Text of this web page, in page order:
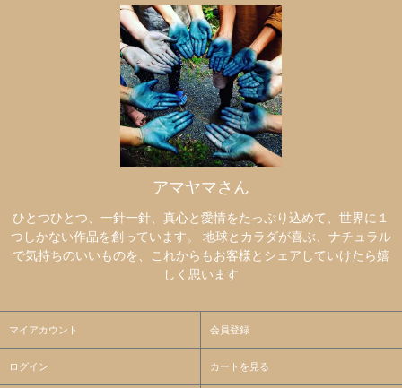
アマヤマさん
ひとつひとつ、一針一針、真心と愛情をたっぷり込めて、世界に１
つしかない作品を創っています。 地球とカラダが喜ぶ、ナチュラル
で気持ちのいいものを、これからもお客様とシェアしていけたら嬉
しく思います
マイアカウント 会員登録
ログイン カートを見る